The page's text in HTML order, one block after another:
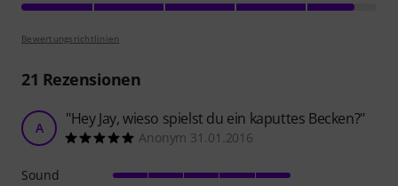
Bewertungsrichtlinien
21 Rezensionen
A "Hey Jay, wieso spielst du ein kaputtes Becken?"
Anonym 31.01.2016
Sound